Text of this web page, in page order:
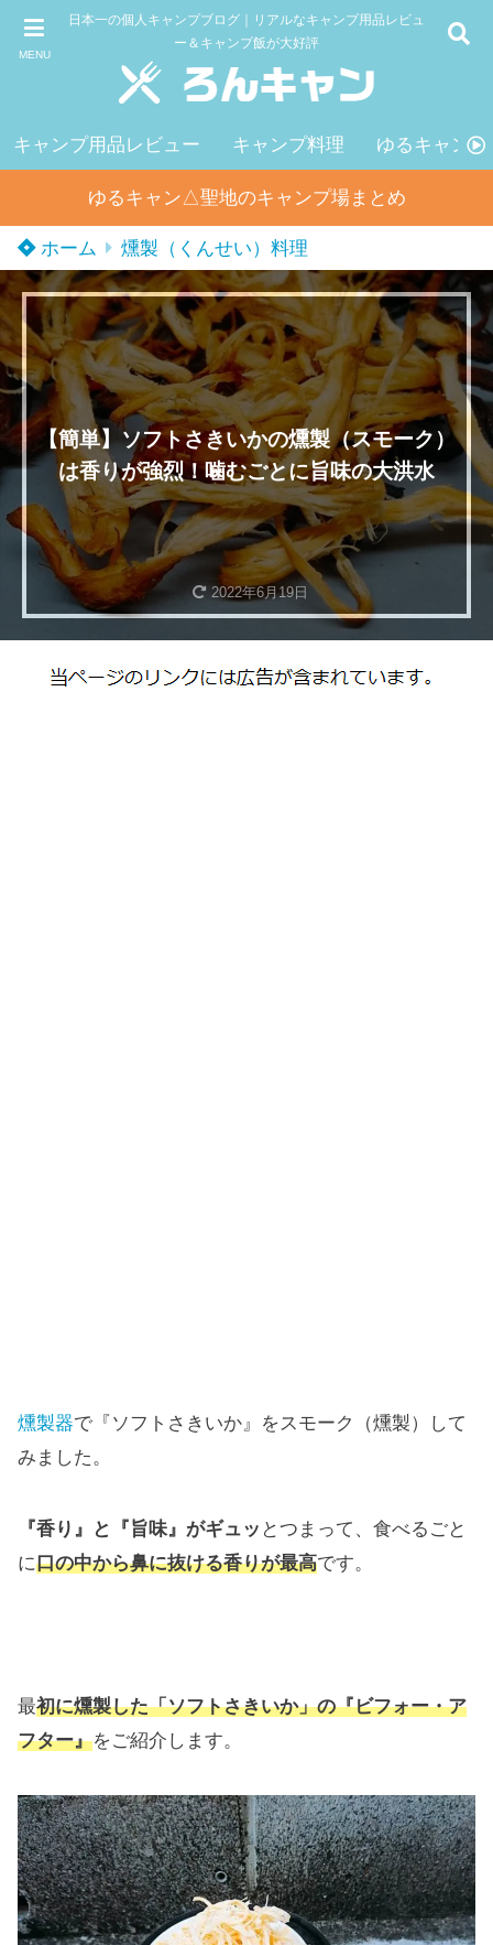
MENU
日本一の個人キャンプブログ｜リアルなキャンプ用品レビュ
ー＆キャンプ飯が大好評
キャンプ用品レビュー キャンプ料理 ゆるキャン△
ゆるキャン△聖地のキャンプ場まとめ
ホーム 燻製（くんせい）料理
【簡単】ソフトさきいかの燻製（スモーク）
は香りが強烈！噛むごとに旨味の大洪水
2022年6月19日
燻製器で『ソフトさきいか』をスモーク（燻製）して
みました。
『香り』と『旨味』がギュッ とつまって、食べるごと
に口の中から鼻に抜ける香りが最高です。
最初に燻製した「ソフトさきいか」の『ビフォー・ア
フター』をご紹介します。